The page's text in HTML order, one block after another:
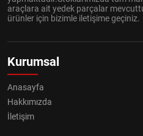
araçlara ait yedek parçalar
ürünler için bizimle iletişime geçiniz.
Kurumsal
Anasayfa
Hakkımızda
İletişim